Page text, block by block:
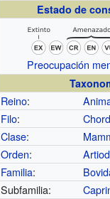
Estado de
Preocupación
Reino:
Filo:
Clase:
Orden:
Familia:
Subfamilia: